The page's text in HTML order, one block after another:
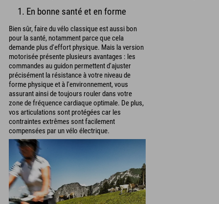
1. En bonne santé et en forme
Bien sûr, faire du vélo classique est aussi bon
pour la santé, notamment parce que cela
demande plus d'effort physique. Mais la version
motorisée présente plusieurs avantages : les
commandes au guidon permettent d'ajuster
précisément la résistance à votre niveau de
forme physique et à l'environnement, vous
assurant ainsi de toujours rouler dans votre
zone de fréquence cardiaque optimale. De plus,
vos articulations sont protégées car les
contraintes extrêmes sont facilement
compensées par un vélo électrique.